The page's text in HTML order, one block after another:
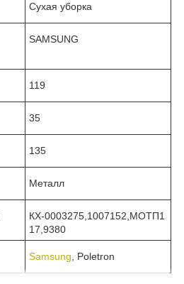
Сухая уборка
SAMSUNG
119
35
135
Металл
КХ-0003275,1007152,МОТП1
17,9380
Samsung, Poletron